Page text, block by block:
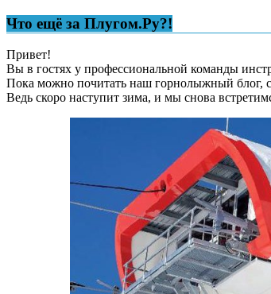
Что ещё за Плугом.Ру?!
Привет!
Вы в гостях у профессиональной команды
Пока можно почитать наш горнолыжный блог,
Ведь скоро наступит зима, и мы снова